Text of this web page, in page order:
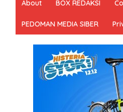
About BOX REDAKSI
PEDOMAN MEDIA SIBER